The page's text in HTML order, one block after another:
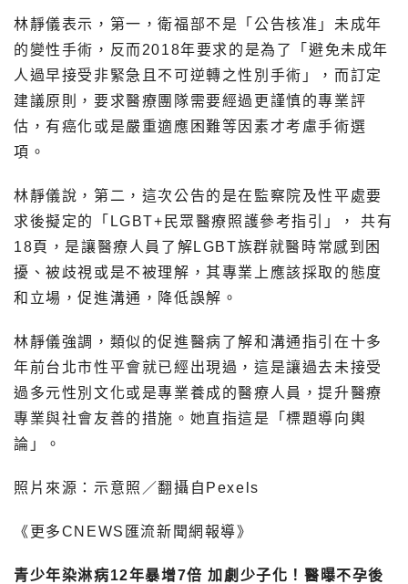
林靜儀表示，第一，衛福部不是「公告核准」未成年
的變性手術，反而2018年要求的是為了「避免未成年
人過早接受非緊急且不可逆轉之性別手術」，而訂定
建議原則，要求醫療團隊需要經過更謹慎的專業評
估，有癌化或是嚴重適應困難等因素才考慮手術選
項。
林靜儀說，第二，這次公告的是在監察院及性平處要
求後擬定的「LGBT+民眾醫療照護參考指引」， 共有
18頁，是讓醫療人員了解LGBT族群就醫時常感到困
擾、被歧視或是不被理解，其專業上應該採取的態度
和立場，促進溝通，降低誤解。
林靜儀強調，類似的促進醫病了解和溝通指引在十多
年前台北市性平會就已經出現過，這是讓過去未接受
過多元性別文化或是專業養成的醫療人員，提升醫療
專業與社會友善的措施。她直指這是「標題導向輿
論」。
照片來源：示意照／翻攝自Pexels
《更多CNEWS匯流新聞網報導》
青少年染淋病12年暴增7倍 加劇少子化！醫曝不孕後